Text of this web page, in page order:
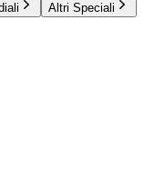
Altri Speciali